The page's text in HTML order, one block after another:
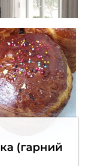
(гарний